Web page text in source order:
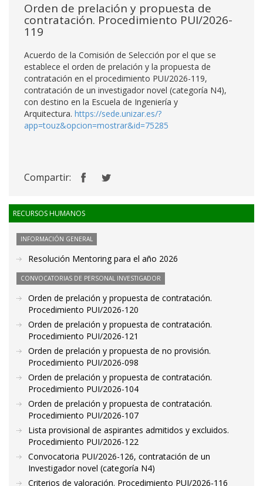
Orden de prelación y propuesta de
contratación. Procedimiento PUI/2026-
119
Acuerdo de la Comisión de Selección por el que se
establece el orden de prelación y la propuesta de
contratación en el procedimiento PUI/2026-119,
contratación de un investigador novel (categoría N4),
con destino en la Escuela de Ingeniería y
Arquitectura. https://sede.unizar.es/?
app=touz&opcion=mostrar&id=75285
Compartir:
RECURSOS HUMANOS
INFORMACIÓN GENERAL
Resolución Mentoring para el año 2026
CONVOCATORIAS DE PERSONAL INVESTIGADOR
Orden de prelación y propuesta de contratación.
Procedimiento PUI/2026-120
Orden de prelación y propuesta de contratación.
Procedimiento PUI/2026-121
Orden de prelación y propuesta de no provisión.
Procedimiento PUI/2026-098
Orden de prelación y propuesta de contratación.
Procedimiento PUI/2026-104
Orden de prelación y propuesta de contratación.
Procedimiento PUI/2026-107
Lista provisional de aspirantes admitidos y excluidos.
Procedimiento PUI/2026-122
Convocatoria PUI/2026-126, contratación de un
Investigador novel (categoría N4)
Criterios de valoración. Procedimiento PUI/2026-116